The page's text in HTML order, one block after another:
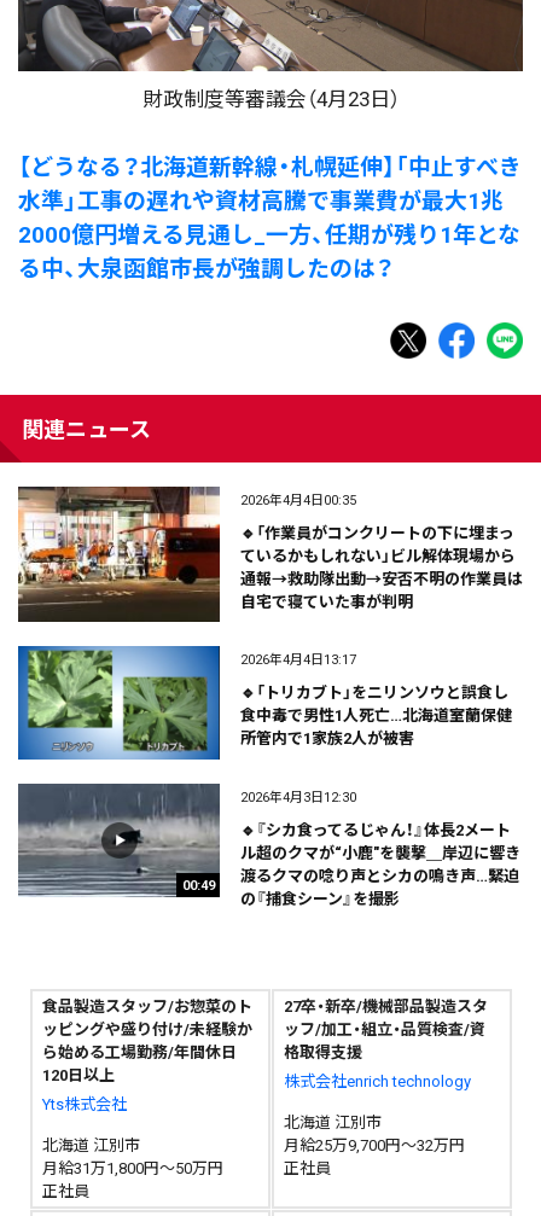
財政制度等審議会（4月23日）
【どうなる？北海道新幹線・札幌延伸】「中止すべき
水準」工事の遅れや資材高騰で事業費が最大1兆
2000億円増える見通し_一方、任期が残り1年とな
る中、大泉函館市長が強調したのは？
関連ニュース
2026年4月4日00:35
🔹「作業員がコンクリートの下に埋まっ
ているかもしれない」ビル解体現場から
通報→救助隊出動→安否不明の作業員は
自宅で寝ていた事が判明
2026年4月4日13:17
🔹「トリカブト」をニリンソウと誤食し
食中毒で男性1人死亡…北海道室蘭保健
所管内で1家族2人が被害
00:49
2026年4月3日12:30
🔹『シカ食ってるじゃん！』体長2メート
ル超のクマが“小鹿"を襲撃＿岸辺に響き
渡るクマの唸り声とシカの鳴き声…緊迫
の『捕食シーン』を撮影
食品製造スタッフ/お惣菜のト
ッピングや盛り付け/未経験か
ら始める工場勤務/年間休日
120日以上
Yts株式会社
北海道 江別市
月給31万1,800円～50万円
正社員
27卒・新卒/機械部品製造スタ
ッフ/加工・組立・品質検査/資
格取得支援
株式会社enrich technology
北海道 江別市
月給25万9,700円～32万円
正社員